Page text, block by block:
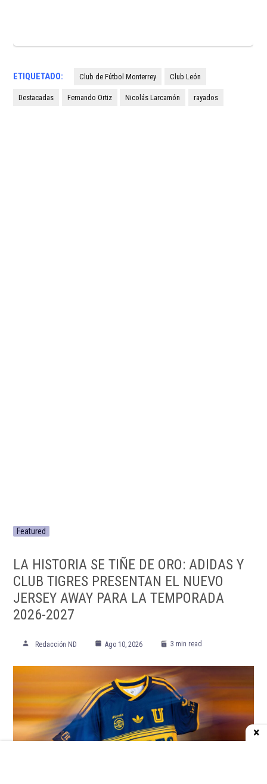
ETIQUETADO: Club de Fútbol Monterrey Club León
Destacadas Fernando Ortiz Nicolás Larcamón rayados
Featured
LA HISTORIA SE TIÑE DE ORO: ADIDAS Y
CLUB TIGRES PRESENTAN EL NUEVO
JERSEY AWAY PARA LA TEMPORADA
2026-2027
Redacción ND Ago 10, 2026 3 min read